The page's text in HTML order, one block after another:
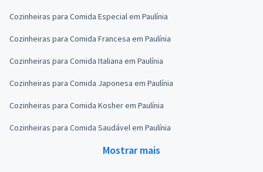
Cozinheiras para Comida Especial em Paulínia
Cozinheiras para Comida Francesa em Paulínia
Cozinheiras para Comida Italiana em Paulínia
Cozinheiras para Comida Japonesa em Paulínia
Cozinheiras para Comida Kosher em Paulínia
Cozinheiras para Comida Saudável em Paulínia
Mostrar mais